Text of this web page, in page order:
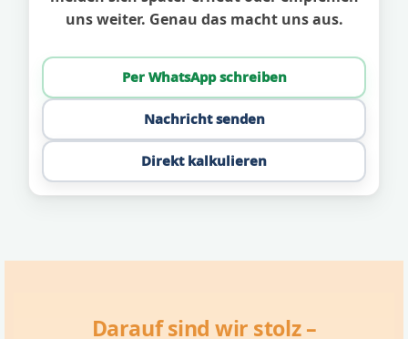
uns weiter. Genau das macht uns aus.
Per WhatsApp schreiben
Nachricht senden
Direkt kalkulieren
Darauf sind wir stolz –